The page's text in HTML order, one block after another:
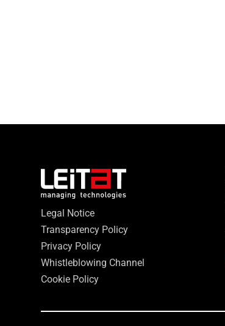
Legal Notice
Transparency Policy
Privacy Policy
Whistleblowing Channel
Cookie Policy